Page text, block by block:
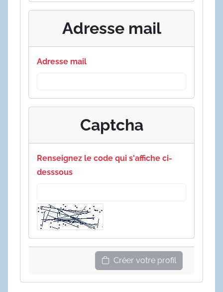
Adresse mail
Adresse mail
Captcha
Renseignez le code qui s'affiche ci-
desssous
Créer votre profil